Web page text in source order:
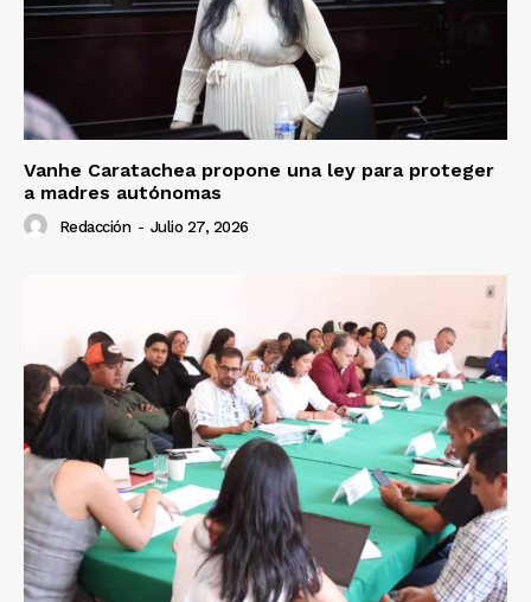
Vanhe Caratachea propone una ley para proteger
a madres autónomas
Redacción - Julio 27, 2026